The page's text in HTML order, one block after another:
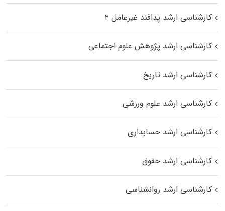
کارشناسی ارشد پدافند غیرعامل ۲
کارشناسی ارشد پژوهش علوم اجتماعی
کارشناسی ارشد تاریخ
کارشناسی ارشد علوم ورزشی
کارشناسی ارشد حسابداری
کارشناسی ارشد حقوق
کارشناسی ارشد روانشناسی